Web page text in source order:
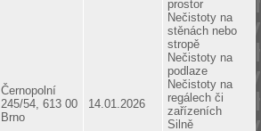
Černopolní
245/54, 613 00
Brno
14.01.2026
prostor
Nečistoty na
stěnách nebo
stropě
Nečistoty na
podlaze
Nečistoty na
regálech či
zařízeních
Silně